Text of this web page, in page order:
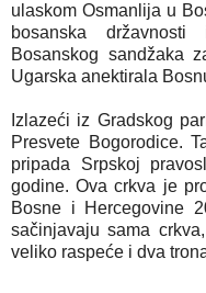
ulaskom Osmanlija u
bosanska
Bosanskog sandžaka
Izlazeći iz Gradskog
Presvete Bogorodice.
pripada Srpskoj
godine. Ova crkva je
Bosne i Hercegovine
sačinjavaju sama
veliko raspeće i dva